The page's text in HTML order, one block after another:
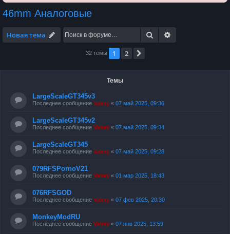
46mm Аналоговые
Новая тема Поиск
32 темы 1 2
Темы
LargeScaleGT345v3
Последнее сообщение Valery « 07 май 2025, 09:36
LargeScaleGT345v2
Последнее сообщение Valery « 07 май 2025, 09:34
LargeScaleGT345
Последнее сообщение Valery « 07 май 2025, 09:28
079RFSPornoV21
Последнее сообщение Valery « 01 мар 2025, 18:43
076RFSGOD
Последнее сообщение Valery « 07 фев 2025, 20:30
MonkeyModRU
Последнее сообщение Valery « 07 янв 2025, 13:59